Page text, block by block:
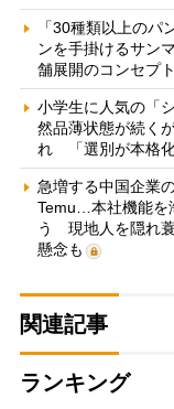
「30種類以上のパ
ンを手掛けるサン
舗展開のコンセプ
小学生に人気の「
然品薄状態が続く
れ 「選別が本格化
急増する中国企業
Temu…本社機能を
う 現地人を隠れ
懸念も
関連記事
ランキング